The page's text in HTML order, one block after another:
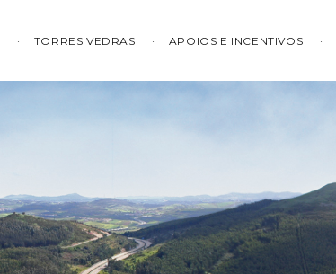
TORRES VEDRAS APOIOS E INCENTIVOS